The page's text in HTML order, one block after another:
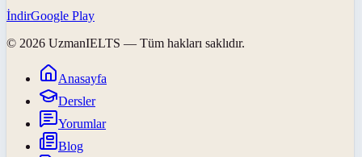
İndirGoogle Play
© 2026 UzmanIELTS — Tüm hakları saklıdır.
Anasayfa
Dersler
Yorumlar
Blog